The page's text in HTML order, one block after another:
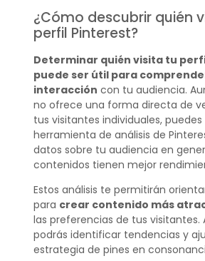
¿Cómo descubrir quién
perfil Pinterest?
Determinar quién visita tu
puede ser útil para
interacción con tu audiencia.
no ofrece una forma directa de
tus visitantes individuales, puedes
herramienta de análisis de
datos sobre tu audiencia en
contenidos tienen mejor
Estos análisis te permitirán
para crear contenido más
las preferencias de tus visitantes.
podrás identificar tendencias y
estrategia de pines en